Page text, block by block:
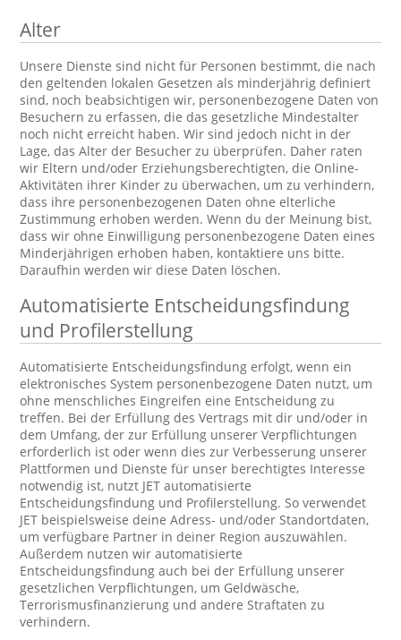
Alter
Unsere Dienste sind nicht für Personen bestimmt, die nach
den geltenden lokalen Gesetzen als minderjährig definiert
sind, noch beabsichtigen wir, personenbezogene Daten von
Besuchern zu erfassen, die das gesetzliche Mindestalter
noch nicht erreicht haben. Wir sind jedoch nicht in der
Lage, das Alter der Besucher zu überprüfen. Daher raten
wir Eltern und/oder Erziehungsberechtigten, die Online-
Aktivitäten ihrer Kinder zu überwachen, um zu verhindern,
dass ihre personenbezogenen Daten ohne elterliche
Zustimmung erhoben werden. Wenn du der Meinung bist,
dass wir ohne Einwilligung personenbezogene Daten eines
Minderjährigen erhoben haben, kontaktiere uns bitte.
Daraufhin werden wir diese Daten löschen.
Automatisierte Entscheidungsfindung
und Profilerstellung
Automatisierte Entscheidungsfindung erfolgt, wenn ein
elektronisches System personenbezogene Daten nutzt, um
ohne menschliches Eingreifen eine Entscheidung zu
treffen. Bei der Erfüllung des Vertrags mit dir und/oder in
dem Umfang, der zur Erfüllung unserer Verpflichtungen
erforderlich ist oder wenn dies zur Verbesserung unserer
Plattformen und Dienste für unser berechtigtes Interesse
notwendig ist, nutzt JET automatisierte
Entscheidungsfindung und Profilerstellung. So verwendet
JET beispielsweise deine Adress- und/oder Standortdaten,
um verfügbare Partner in deiner Region auszuwählen.
Außerdem nutzen wir automatisierte
Entscheidungsfindung auch bei der Erfüllung unserer
gesetzlichen Verpflichtungen, um Geldwäsche,
Terrorismusfinanzierung und andere Straftaten zu
verhindern.